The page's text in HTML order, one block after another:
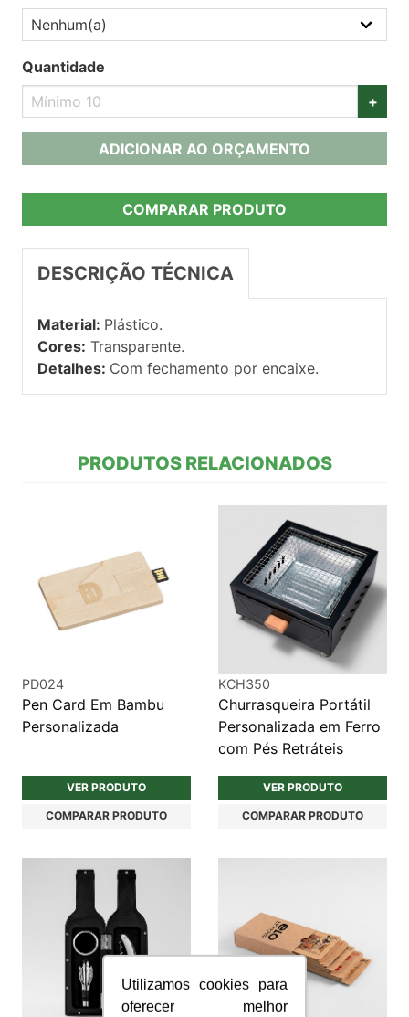
Utilizamos cookies para
oferecer melhor
Quantidade
+
ADICIONAR AO ORÇAMENTO
COMPARAR PRODUTO
DESCRIÇÃO TÉCNICA
Material: Plástico.
Cores: Transparente.
Detalhes: Com fechamento por encaixe.
PRODUTOS RELACIONADOS
PD024
Pen Card Em Bambu
Personalizada
VER PRODUTO
COMPARAR PRODUTO
KCH350
Churrasqueira Portátil
Personalizada em Ferro
com Pés Retráteis
VER PRODUTO
COMPARAR PRODUTO